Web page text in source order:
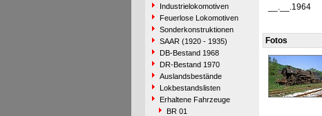
Industrielokomotiven
Feuerlose Lokomotiven
Sonderkonstruktionen
SAAR (1920 - 1935)
DB-Bestand 1968
DR-Bestand 1970
Auslandsbestände
Lokbestandslisten
Erhaltene Fahrzeuge
BR 01
__.__.1964
Fotos